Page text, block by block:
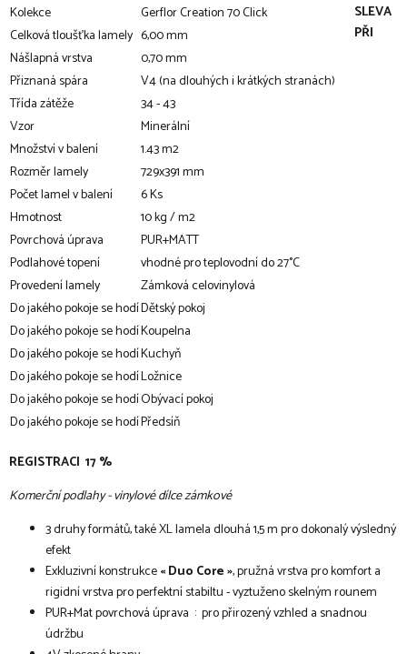
Kolekce
Gerflor Creation 70 Click
Celková tloušťka lamely 6,00 mm
Nášlapná vrstva
0,70 mm
Přiznaná spára
V4 (na dlouhých i krátkých stranách)
Třída zátěže
34 - 43
Vzor
Minerální
Množství v balení
1.43 m2
Rozměr lamely
729x391 mm
Počet lamel v balení
6 Ks
Hmotnost
10 kg / m2
Povrchová úprava
PUR+MATT
Podlahové topení
vhodné pro teplovodní do 27°C
Provedení lamely
Zámková celovinylová
Do jakého pokoje se hodíDětský pokoj
Do jakého pokoje se hodíKoupelna
Do jakého pokoje se hodíKuchyň
Do jakého pokoje se hodíLožnice
Do jakého pokoje se hodíObývací pokoj
Do jakého pokoje se hodíPředsíň
SLEVA
PŘI
REGISTRACI 17 %
Komerční podlahy - vinylové dílce zámkové
3 druhy formátů, také XL lamela dlouhá 1,5 m pro dokonalý výsledný
efekt
Exkluzivní konstrukce« Duo Core », pružná vrstva pro komfort a
rigidní vrstva pro perfektní stabiltu - vyztuženo skelným rounem
PUR+Mat povrchová úprava : pro přirozený vzhled a snadnou
údržbu